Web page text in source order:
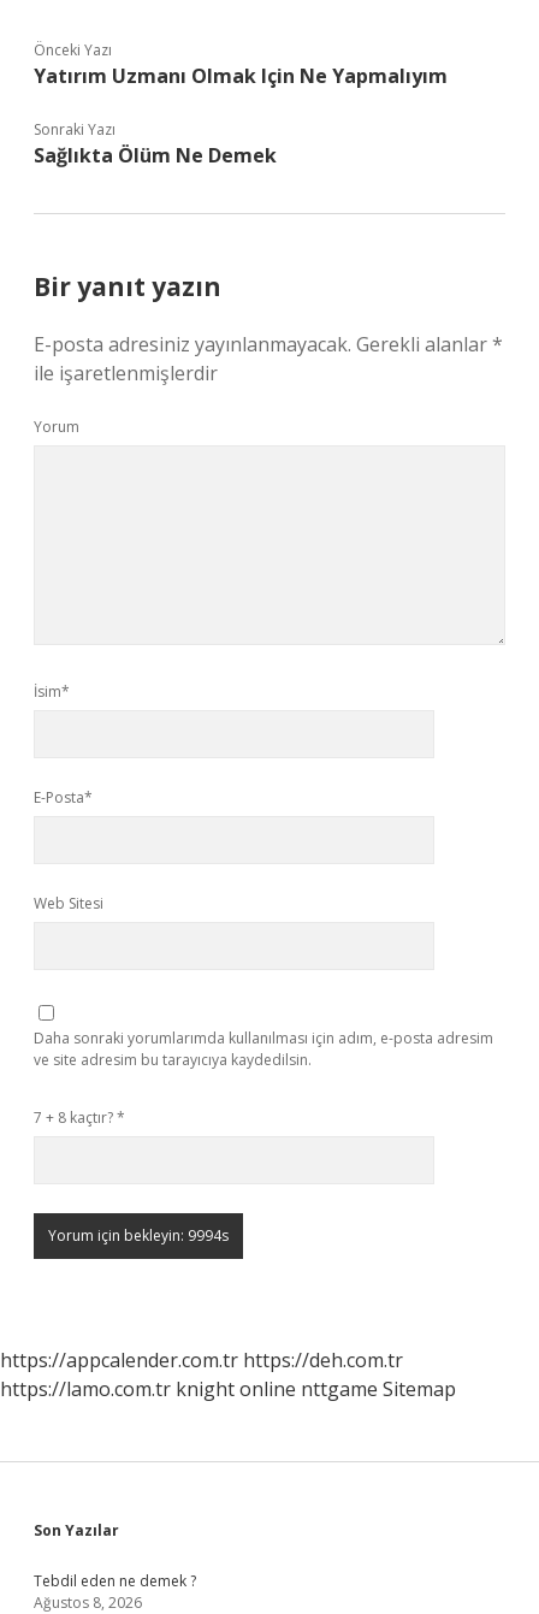
Önceki Yazı
Yatırım Uzmanı Olmak Için Ne Yapmalıyım
Sonraki Yazı
Sağlıkta Ölüm Ne Demek
Bir yanıt yazın
E-posta adresiniz yayınlanmayacak. Gerekli alanlar*
ile işaretlenmişlerdir
Yorum
İsim*
E-Posta*
Web Sitesi
Daha sonraki yorumlarımda kullanılması için adım, e-posta adresim
ve site adresim bu tarayıcıya kaydedilsin.
7 + 8 kaçtır?*
https://appcalender.com.tr https://deh.com.tr
https://lamo.com.tr knight online nttgame Sitemap
Sidebar
Son Yazılar
Tebdil eden ne demek ?
Ağustos 8, 2026